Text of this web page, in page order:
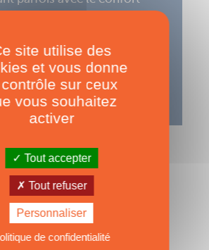
ou le réfrigérateur
place dans toutes les
pieds, l’air conditionné ne
sur ...
site utilise des
et vous donne
sur ceux
vous souhaitez
activer
Tout accepter
Tout refuser
Personnaliser
de confidentialité